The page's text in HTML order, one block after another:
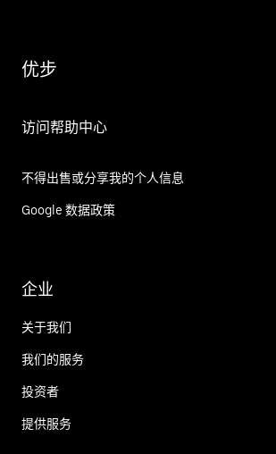
优步
访问帮助中心
不得出售或分享我的个人信息
Google 数据政策
企业
关于我们
我们的服务
投资者
提供服务